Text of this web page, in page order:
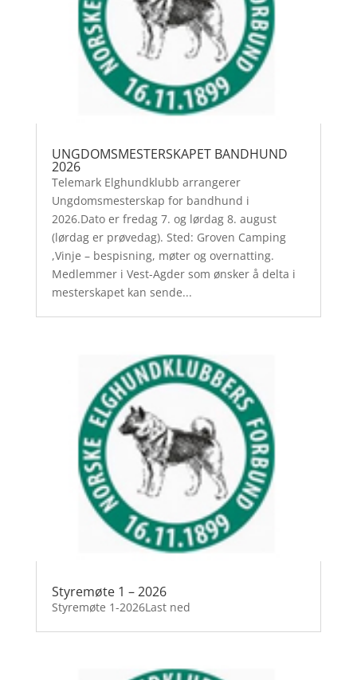
UNGDOMSMESTERSKAPET BANDHUND
2026
Telemark Elghundklubb arrangerer
Ungdomsmesterskap for bandhund i
2026.Dato er fredag 7. og lørdag 8. august
(lørdag er prøvedag). Sted: Groven Camping
,Vinje – bespisning, møter og overnatting.
Medlemmer i Vest-Agder som ønsker å delta i
mesterskapet kan sende...
Styremøte 1 – 2026
Styremøte 1-2026Last ned